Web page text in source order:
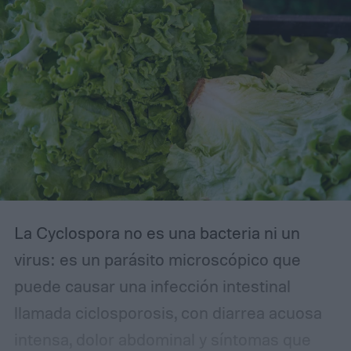
aproximadamente 14.000 genomas virales
pertenecientes a la familia Microviridae.
La Cyclospora no es una bacteria ni un
virus: es un parásito microscópico que
puede causar una infección intestinal
llamada ciclosporosis, con diarrea acuosa